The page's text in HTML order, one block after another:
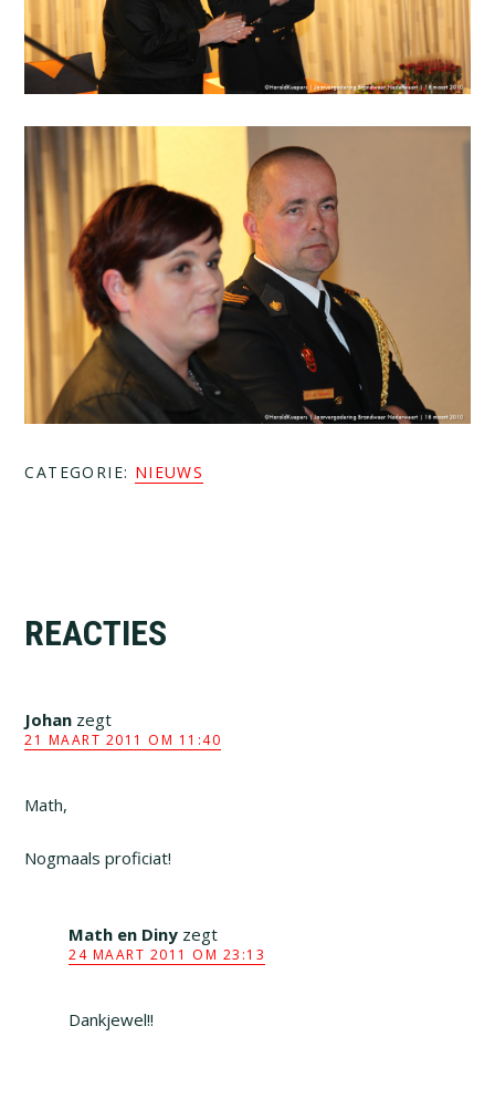
CATEGORIE: NIEUWS
Interacties
REACTIES
Johan zegt
21 MAART 2011 OM 11:40
Math,
Nogmaals proficiat!
Math en Diny zegt
24 MAART 2011 OM 23:13
Dankjewel!!